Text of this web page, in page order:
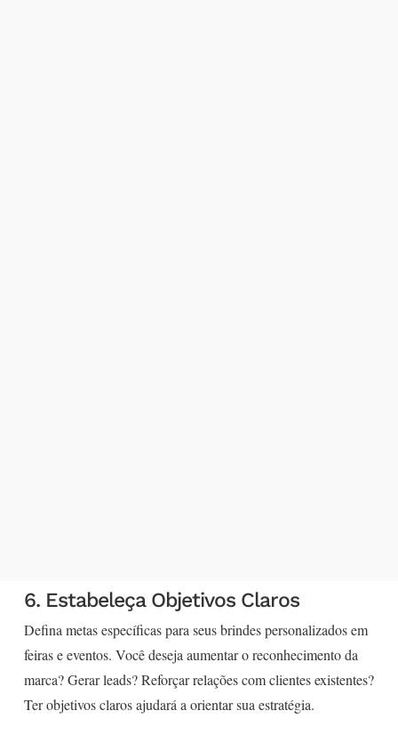
6. Estabeleça Objetivos Claros
Defina metas específicas para seus brindes personalizados em
feiras e eventos. Você deseja aumentar o reconhecimento da
marca? Gerar leads? Reforçar relações com clientes existentes?
Ter objetivos claros ajudará a orientar sua estratégia.